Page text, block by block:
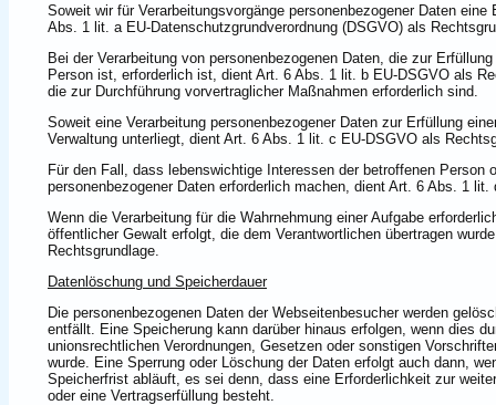
Soweit wir für Verarbeitungsvorgänge personenbezogener Daten
Abs. 1 lit. a EU-Datenschutzgrundverordnung (DSGVO) als
Bei der Verarbeitung von personenbezogenen Daten, die zur
Person ist, erforderlich ist, dient Art. 6 Abs. 1 lit. b EU-DSGVO als
die zur Durchführung vorvertraglicher Maßnahmen erforderlich sind.
Soweit eine Verarbeitung personenbezogener Daten zur Erfüllung
Verwaltung unterliegt, dient Art. 6 Abs. 1 lit. c EU-DSGVO als
Für den Fall, dass lebenswichtige Interessen der betroffenen Person
personenbezogener Daten erforderlich machen, dient Art. 6 Abs. 1
Wenn die Verarbeitung für die Wahrnehmung einer Aufgabe
öffentlicher Gewalt erfolgt, die dem Verantwortlichen übertragen
Rechtsgrundlage.
Datenlöschung und Speicherdauer
Die personenbezogenen Daten der Webseitenbesucher werden
entfällt. Eine Speicherung kann darüber hinaus erfolgen, wenn dies
unionsrechtlichen Verordnungen, Gesetzen oder sonstigen
wurde. Eine Sperrung oder Löschung der Daten erfolgt auch dann,
Speicherfrist abläuft, es sei denn, dass eine Erforderlichkeit zur
oder eine Vertragserfüllung besteht.